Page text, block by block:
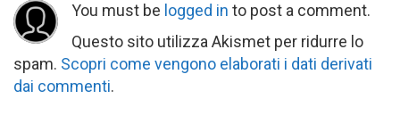
You must be logged in to post a comment.
Questo sito utilizza Akismet per ridurre lo
spam. Scopri come vengono elaborati i dati derivati
dai commenti.